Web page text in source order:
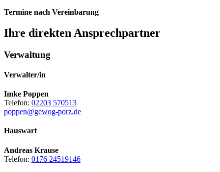
Termine nach Vereinbarung
Ihre direkten Ansprechpartner
Verwaltung
Verwalter/in
Imke Poppen
Telefon: 02203 570513
poppen@gewog-porz.de
Hauswart
Andreas Krause
Telefon: 0176 24519146